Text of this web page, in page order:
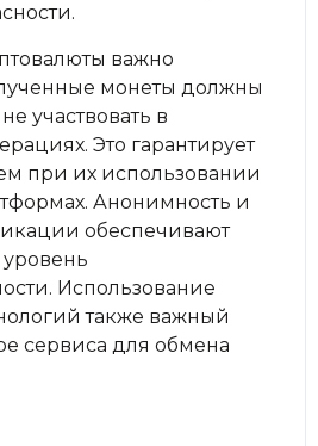
важно
монеты должны
участвовать в
Это гарантирует
при их использовании
Анонимность и
обеспечивают
Использование
также важный
сервиса для обмена